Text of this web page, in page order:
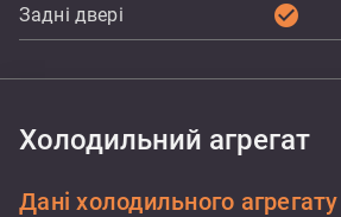
Задні двері check_circle
Холодильний агрегат
Дані холодильного агрегату